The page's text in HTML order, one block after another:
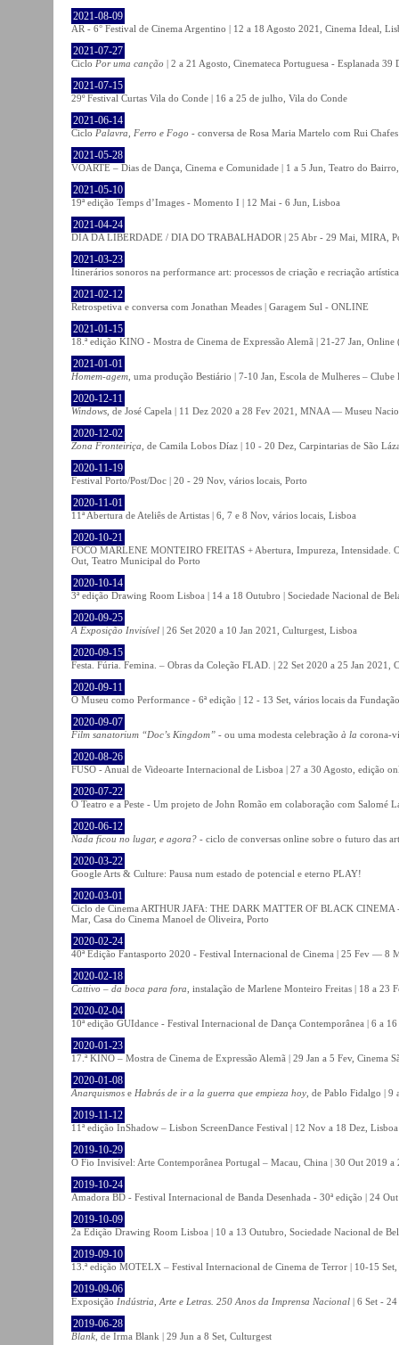
2021-08-09
AR - 6° Festival de Cinema Argentino | 12 a 18 Agosto 2021, Cinema Ideal,
2021-07-27
Ciclo Por uma canção | 2 a 21 Agosto, Cinemateca Portuguesa - Esplanada 39
2021-07-15
29º Festival Curtas Vila do Conde | 16 a 25 de julho, Vila do Conde
2021-06-14
Ciclo Palavra, Ferro e Fogo - conversa de Rosa Maria Martelo com Rui
2021-05-28
VOARTE – Dias de Dança, Cinema e Comunidade | 1 a 5 Jun, Teatro do
2021-05-10
19ª edição Temps d’Images - Momento I | 12 Mai - 6 Jun, Lisboa
2021-04-24
DIA DA LIBERDADE / DIA DO TRABALHADOR | 25 Abr - 29 Mai, MIRA,
2021-03-23
Itinerários sonoros na performance art: processos de criação e recriação
2021-02-12
Retrospetiva e conversa com Jonathan Meades | Garagem Sul - ONLINE
2021-01-15
18.ª edição KINO - Mostra de Cinema de Expressão Alemã | 21-27 Jan,
2021-01-01
Homem-agem , uma produção Bestiário | 7-10 Jan, Escola de Mulheres – Clube
2020-12-11
Windows , de José Capela | 11 Dez 2020 a 28 Fev 2021, MNAA — Museu
2020-12-02
Zona Fronteiriça , de Camila Lobos Díaz | 10 - 20 Dez, Carpintarias de São
2020-11-19
Festival Porto/Post/Doc | 20 - 29 Nov, vários locais, Porto
2020-11-01
11ª Abertura de Ateliês de Artistas | 6, 7 e 8 Nov, vários locais, Lisboa
2020-10-21
FOCO MARLENE MONTEIRO FREITAS + Abertura, Impureza, Intensidade.
Out, Teatro Municipal do Porto
2020-10-14
3ª edição Drawing Room Lisboa | 14 a 18 Outubro | Sociedade Nacional de
2020-09-25
A Exposição Invisível | 26 Set 2020 a 10 Jan 2021, Culturgest, Lisboa
2020-09-15
Festa. Fúria. Femina. – Obras da Coleção FLAD. | 22 Set 2020 a 25 Jan
2020-09-11
O Museu como Performance - 6ª edição | 12 - 13 Set, vários locais da
2020-09-07
Film sanatorium “Doc’s Kingdom” - ou uma modesta celebração à la corona-
2020-08-26
FUSO - Anual de Videoarte Internacional de Lisboa | 27 a 30 Agosto, edição
2020-07-22
O Teatro e a Peste - Um projeto de John Romão em colaboração com Salomé
2020-06-12
Nada ficou no lugar, e agora? - ciclo de conversas online sobre o futuro das
2020-03-22
Google Arts & Culture: Pausa num estado de potencial e eterno PLAY!
2020-03-01
Ciclo de Cinema ARTHUR JAFA: THE DARK MATTER OF BLACK
Mar, Casa do Cinema Manoel de Oliveira, Porto
2020-02-24
40ª Edição Fantasporto 2020 - Festival Internacional de Cinema | 25 Fev — 8
2020-02-18
Cattivo – da boca para fora , instalação de Marlene Monteiro Freitas | 18 a
2020-02-04
10ª edição GUIdance - Festival Internacional de Dança Contemporânea | 6 a
2020-01-23
17.ª KINO – Mostra de Cinema de Expressão Alemã | 29 Jan a 5 Fev, Cinema
2020-01-08
Anarquismos e Habrás de ir a la guerra que empieza hoy , de Pablo Fidalgo |
2019-11-12
11ª edição InShadow – Lisbon ScreenDance Festival | 12 Nov a 18 Dez, Lisboa
2019-10-29
O Fio Invisível: Arte Contemporânea Portugal – Macau, China | 30 Out 2019
2019-10-24
Amadora BD - Festival Internacional de Banda Desenhada - 30ª edição | 24
2019-10-09
2a Edição Drawing Room Lisboa | 10 a 13 Outubro, Sociedade Nacional de
2019-09-10
13.ª edição MOTELX – Festival Internacional de Cinema de Terror | 10-15
2019-09-06
Exposição Indústria, Arte e Letras. 250 Anos da Imprensa Nacional | 6 Set -
2019-06-28
Blank , de Irma Blank | 29 Jun a 8 Set, Culturgest